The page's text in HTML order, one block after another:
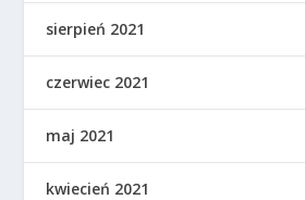
sierpień 2021
czerwiec 2021
maj 2021
kwiecień 2021